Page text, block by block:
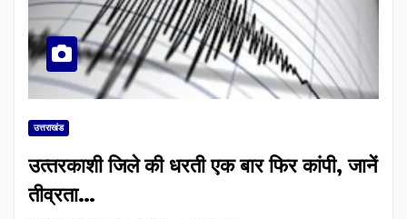
उत्तराखंड
उत्‍तरकाशी जिले की धरती एक बार फिर कांपी, जानें
तीव्रता…